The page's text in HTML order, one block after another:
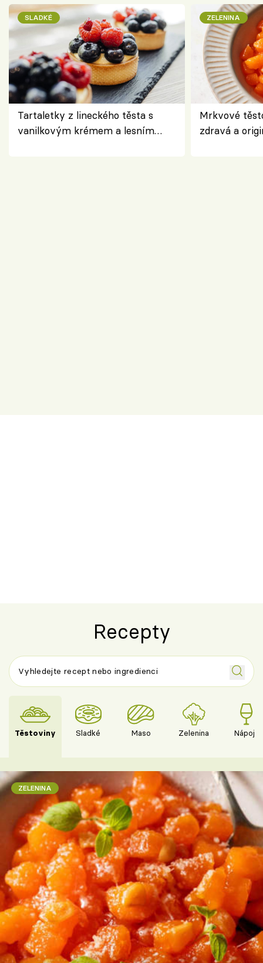
SLADKÉ
Tartaletky z lineckého těsta s
vanilkovým krémem a lesním
ZELENINA
Mrkvové
zdravá a
Recepty
Těstoviny Sladké Maso Zelenina Nápoje
ZELENINA